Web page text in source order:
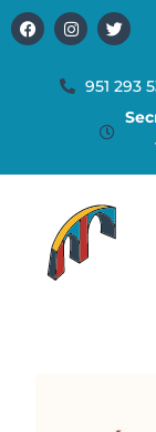
contenido
F
a
I
n
a
T
w
t
951 293